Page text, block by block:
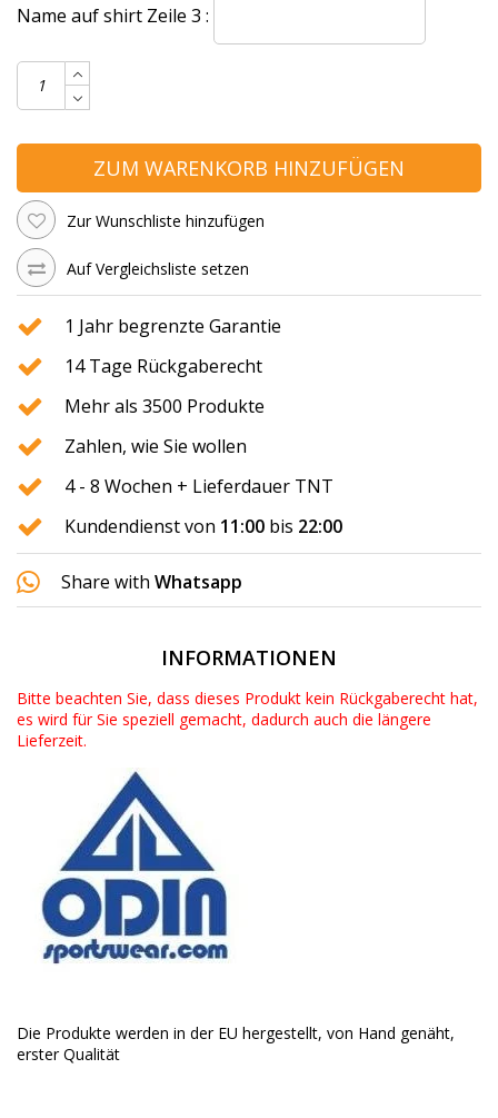
Name auf shirt Zeile 3 :
ZUM WARENKORB HINZUFÜGEN
Zur Wunschliste hinzufügen
Auf Vergleichsliste setzen
1 Jahr begrenzte Garantie
14 Tage Rückgaberecht
Mehr als 3500 Produkte
Zahlen, wie Sie wollen
4 - 8 Wochen + Lieferdauer TNT
Kundendienst von 11:00 bis 22:00
Share with Whatsapp
INFORMATIONEN
Bitte beachten Sie, dass dieses Produkt kein Rückgaberecht hat,
es wird für Sie speziell gemacht, dadurch auch die längere
Lieferzeit.
Die Produkte werden in der EU hergestellt, von Hand genäht,
erster Qualität